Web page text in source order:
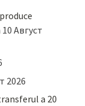
10 Август
2026
a 20